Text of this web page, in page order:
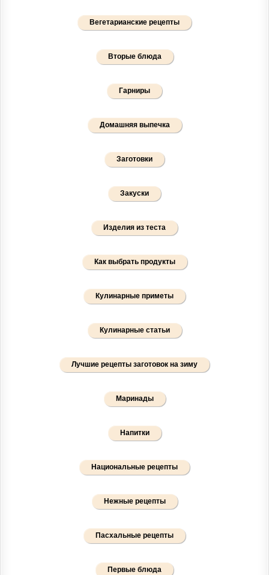
Вегетарианские рецепты
Вторые блюда
Гарниры
Домашняя выпечка
Заготовки
Закуски
Изделия из теста
Как выбрать продукты
Кулинарные приметы
Кулинарные статьи
Лучшие рецепты заготовок на зиму
Маринады
Напитки
Национальные рецепты
Нежные рецепты
Пасхальные рецепты
Первые блюда